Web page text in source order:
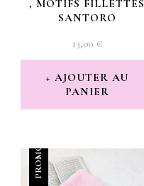
, MOTIFS FILLETTES
SANTORO
13,00 €
AJOUTER AU
PANIER
PROMO !